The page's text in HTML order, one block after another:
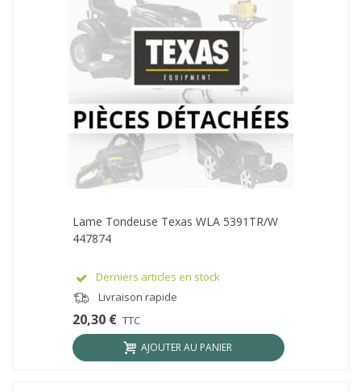
Lame Tondeuse Texas WLA 5391TR/W
447874
Derniers articles en stock
Livraison rapide
20,30 € TTC
AJOUTER AU PANIER